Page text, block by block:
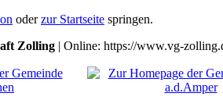
oderzur Startseite springen.
Zolling | Online: https://www.vg-